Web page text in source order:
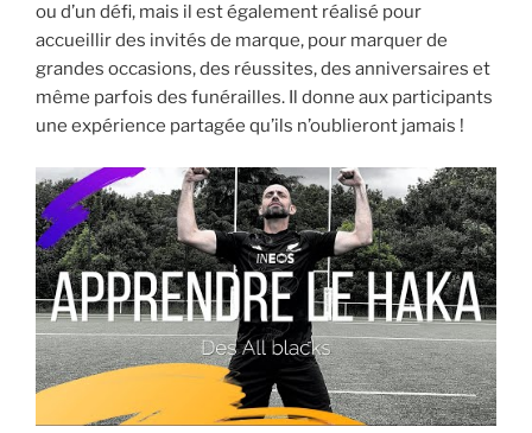
ou d’un défi, mais il est également réalisé pour
accueillir des invités de marque, pour marquer de
grandes occasions, des réussites, des anniversaires et
même parfois des funérailles. Il donne aux participants
une expérience partagée qu’ils n’oublieront jamais !